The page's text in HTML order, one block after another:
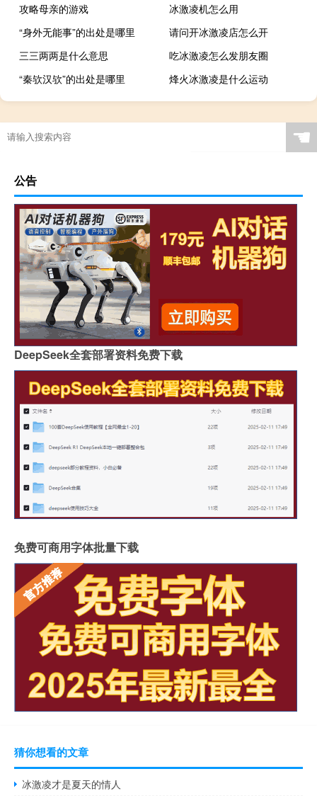
攻略母亲的游戏
冰激凌机怎么用
“身外无能事”的出处是哪里
请问开冰激凌店怎么开
三三两两是什么意思
吃冰激凌怎么发朋友圈
“秦欤汉欤”的出处是哪里
烽火冰激凌是什么运动
☚
公告
DeepSeek全套部署资料免费下载
免费可商用字体批量下载
猜你想看的文章
冰激凌才是夏天的情人